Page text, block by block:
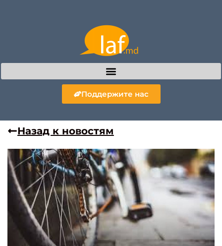
Поддержите нас
Назад к новостям